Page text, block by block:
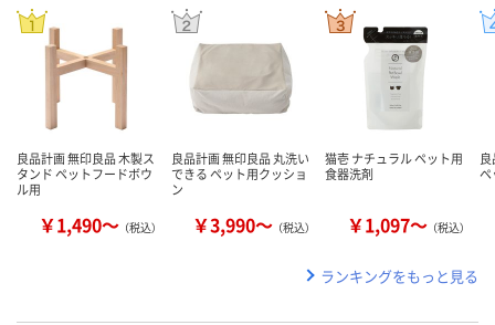
良品計画 無印良品 木製ス
タンド ペットフードボウ
ル用
￥1,490～ （税込）
良品計画 無印良品 丸洗い
できる ペット用クッショ
ン
￥3,990～ （税込）
猫壱 ナチュラル ペット用
食器洗剤
￥1,097～ （税込）
ペ
ランキングをもっと見る